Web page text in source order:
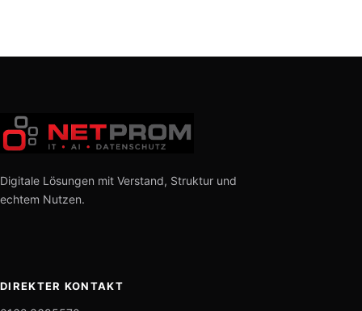
Digitale Lösungen mit Verstand, Struktur und
echtem Nutzen.
DIREKTER KONTAKT